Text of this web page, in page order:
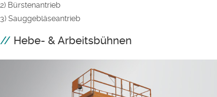
2) Bürstenantrieb
3) Sauggebläseantrieb
Hebe- & Arbeitsbühnen